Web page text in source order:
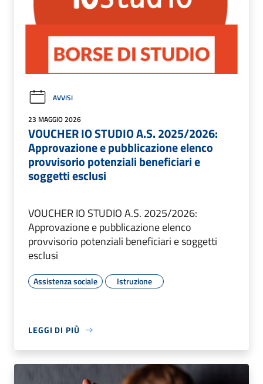
AVVISI
23 MAGGIO 2026
VOUCHER IO STUDIO A.S. 2025/2026:
Approvazione e pubblicazione elenco
provvisorio potenziali beneficiari e
soggetti esclusi
VOUCHER IO STUDIO A.S. 2025/2026:
Approvazione e pubblicazione elenco
provvisorio potenziali beneficiari e soggetti
esclusi
Assistenza sociale Istruzione
LEGGI DI PIÙ